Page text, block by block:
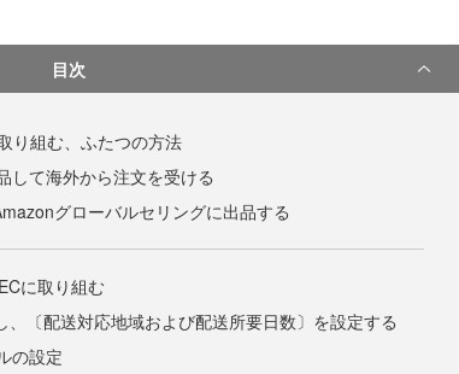
目次
り組む、ふたつの方法
して海外から注文を受ける
グローバルセリングに出品する
に取り組む
、〔配送対応地域および配送所要日数〕を設定する
の設定